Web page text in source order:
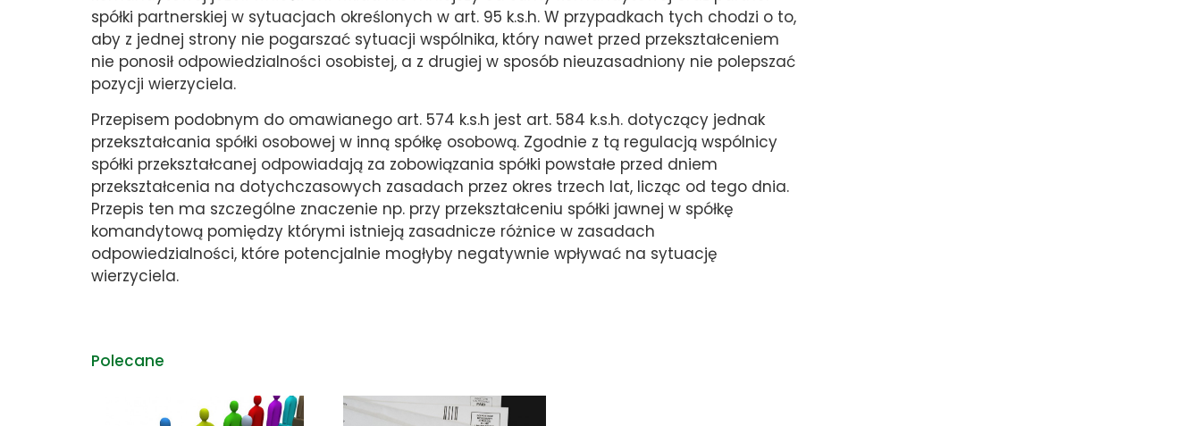
spółki partnerskiej w sytuacjach określonych w art. 95 k.s.h. W przypadkach tych chodzi o to,
aby z jednej strony nie pogarszać sytuacji wspólnika, który nawet przed przekształceniem
nie ponosił odpowiedzialności osobistej, a z drugiej w sposób nieuzasadniony nie polepszać
pozycji wierzyciela.
Przepisem podobnym do omawianego art. 574 k.s.h jest art. 584 k.s.h. dotyczący jednak
przekształcania spółki osobowej w inną spółkę osobową. Zgodnie z tą regulacją wspólnicy
spółki przekształcanej odpowiadają za zobowiązania spółki powstałe przed dniem
przekształcenia na dotychczasowych zasadach przez okres trzech lat, licząc od tego dnia.
Przepis ten ma szczególne znaczenie np. przy przekształceniu spółki jawnej w spółkę
komandytową pomiędzy którymi istnieją zasadnicze różnice w zasadach
odpowiedzialności, które potencjalnie mogłyby negatywnie wpływać na sytuację
wierzyciela.
Polecane